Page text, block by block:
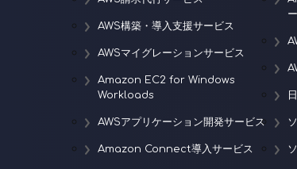
AWS構築・導入支援サービス
AWSマイグレーションサービス
Amazon EC2 for Windows
Workloads
AWSアプリケーション開発サービス
Amazon Connect導入サービス